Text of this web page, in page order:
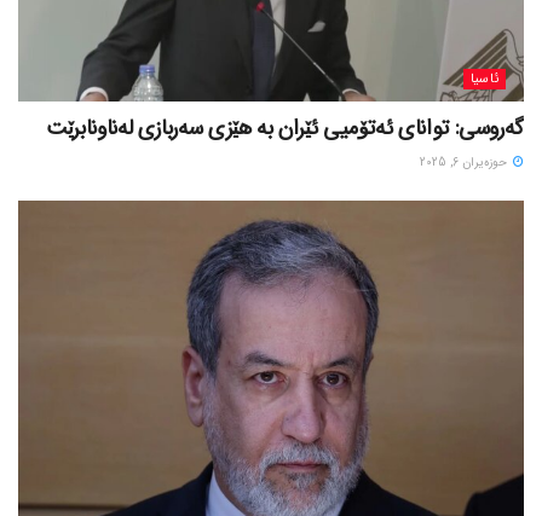
ئاسیا
گەروسی: توانای ئەتۆمیی ئێران بە هێزی سەربازی لەناونابرێت
حوزه‌یران 6, 2025